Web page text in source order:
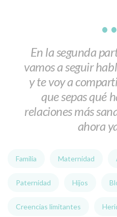
•
En la segunda
vamos a seguir
y te voy a
que sepas qué
relaciones más
ahora
Familia Maternidad
Paternidad Hijos
Creencias limitantes